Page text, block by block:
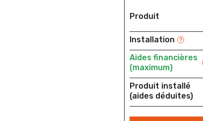
Produit
Installation ?
Aides financières
(maximum)
Produit installé
(aides déduites)